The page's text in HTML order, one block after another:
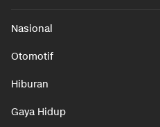
Nasional
Otomotif
Hiburan
Gaya Hidup